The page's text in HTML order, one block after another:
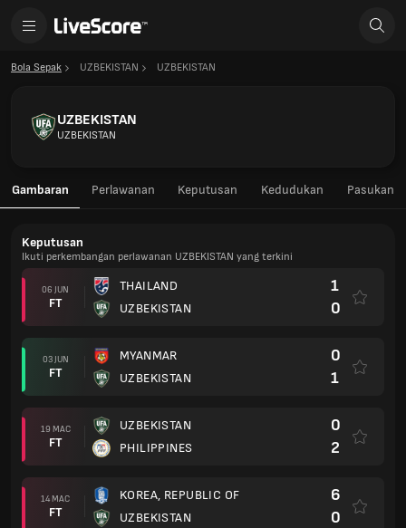
Bola Sepak UZBEKISTAN UZBEKISTAN
UZBEKISTAN
UZBEKISTAN
Gambaran Perlawanan Keputusan Kedudukan Pasukan
Keputusan
Ikuti perkembangan perlawanan UZBEKISTAN yang terkini
06 JUN
FT
THAILAND
UZBEKISTAN
1
0
03 JUN
FT
MYANMAR
UZBEKISTAN
0
1
19 MAC
FT
UZBEKISTAN
PHILIPPINES
0
2
14 MAC
FT
KOREA, REPUBLIC OF
UZBEKISTAN
6
0